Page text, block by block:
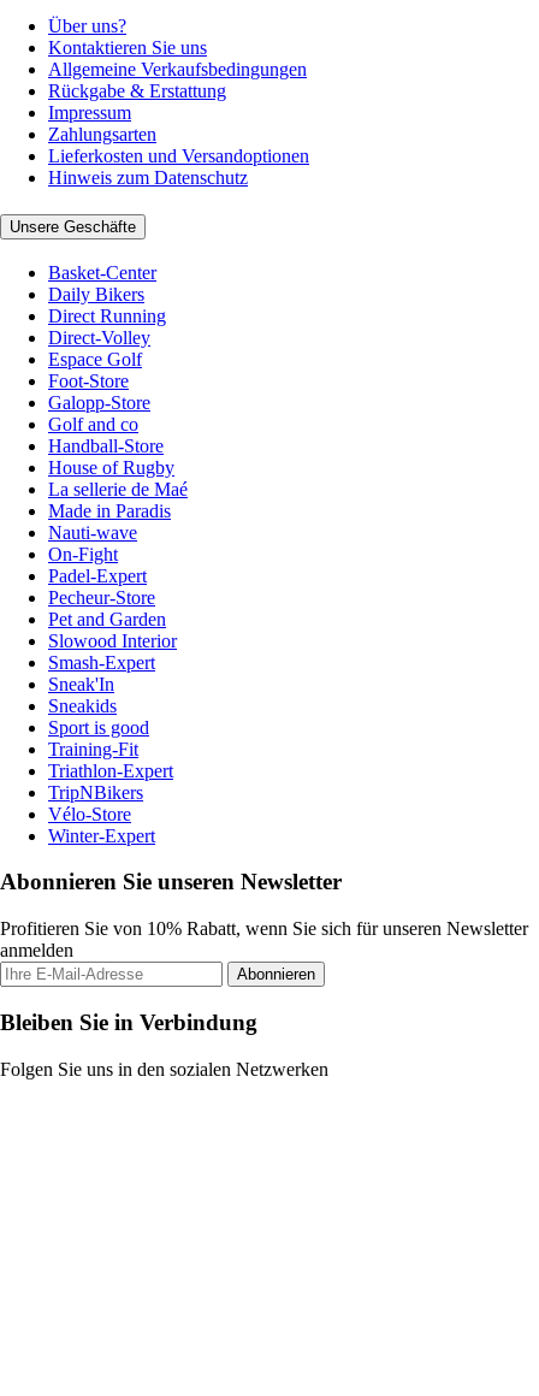
Über uns?
Kontaktieren Sie uns
Allgemeine Verkaufsbedingungen
Rückgabe & Erstattung
Impressum
Zahlungsarten
Lieferkosten und Versandoptionen
Hinweis zum Datenschutz
Unsere Geschäfte
Basket-Center
Daily Bikers
Direct Running
Direct-Volley
Espace Golf
Foot-Store
Galopp-Store
Golf and co
Handball-Store
House of Rugby
La sellerie de Maé
Made in Paradis
Nauti-wave
On-Fight
Padel-Expert
Pecheur-Store
Pet and Garden
Slowood Interior
Smash-Expert
Sneak'In
Sneakids
Sport is good
Training-Fit
Triathlon-Expert
TripNBikers
Vélo-Store
Winter-Expert
Abonnieren Sie unseren Newsletter
Profitieren Sie von 10% Rabatt, wenn Sie sich für unseren Newsletter
anmelden
Abonnieren
Bleiben Sie in Verbindung
Folgen Sie uns in den sozialen Netzwerken